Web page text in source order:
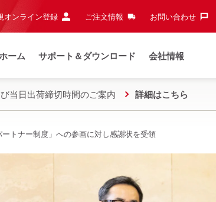
オンライン登録 ご注文情報 お問い合わせ‎
ーム サポート＆ダウンロード 会社情報
当日出荷締切時間のご案内 詳細はこちら
トナー制度」への参画に対し感謝状を受領